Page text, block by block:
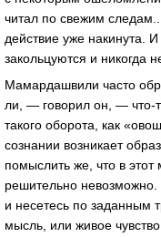
читал по свежим
действие уже накинута.
закольцуются и никогда
Мамардашвили часто
ли, — говорил он, — что-
такого оборота, как
сознании возникает
помыслить же, что в
решительно невозможно.
и несетесь по заданным
мысль, или живое